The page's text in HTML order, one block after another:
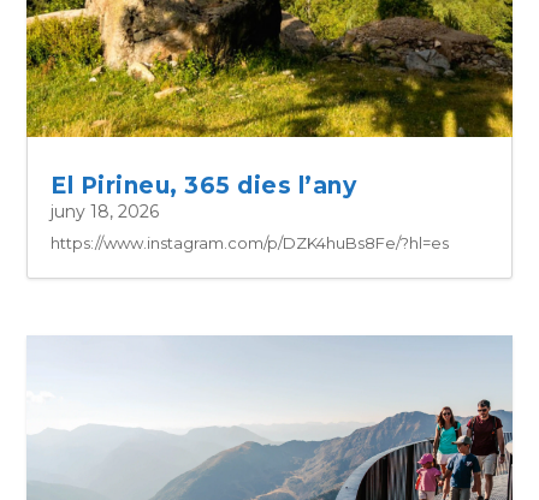
El Pirineu, 365 dies l’any
juny 18, 2026
https://www.instagram.com/p/DZK4huBs8Fe/?hl=es